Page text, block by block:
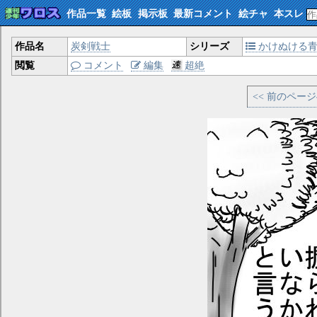
作品一覧 絵板 掲示板 最新コメント 絵チャ 本スレ
作品名 炭剣戦士 シリーズ
かけぬける
閲覧
コメント 編集 超絶
<< 前のペー